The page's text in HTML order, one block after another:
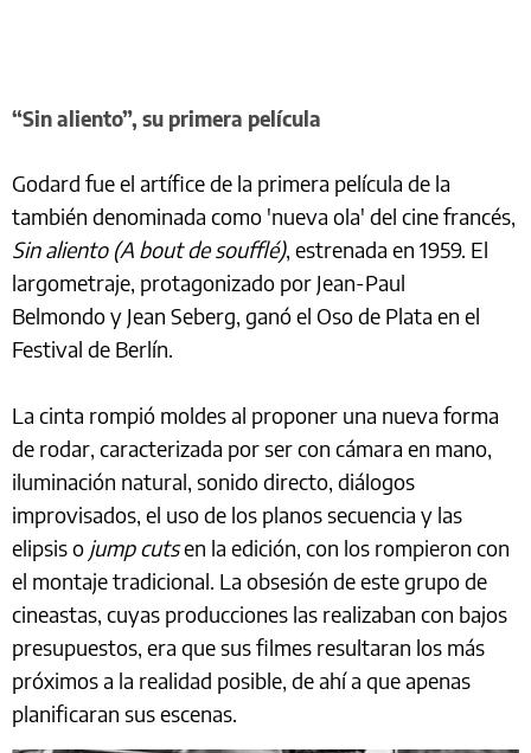
“Sin aliento”, su primera película
Godard fue el artífice de la primera película de la
también denominada como 'nueva ola' del cine francés,
Sin aliento (A bout de soufflé), estrenada en 1959. El
largometraje, protagonizado por Jean-Paul
Belmondo y Jean Seberg, ganó el Oso de Plata en el
Festival de Berlín.
La cinta rompió moldes al proponer una nueva forma
de rodar, caracterizada por ser con cámara en mano,
iluminación natural, sonido directo, diálogos
improvisados, el uso de los planos secuencia y las
elipsis o jump cutsen la edición, con los rompieron con
el montaje tradicional. La obsesión de este grupo de
cineastas, cuyas producciones las realizaban con bajos
presupuestos, era que sus filmes resultaran los más
próximos a la realidad posible, de ahí a que apenas
planificaran sus escenas.